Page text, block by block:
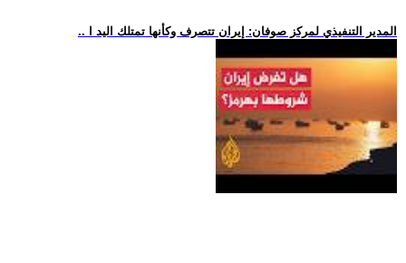
.. المدير التنفيذي لمركز صوفان: إيران تتصرف وكأنها تمتلك اليد ا